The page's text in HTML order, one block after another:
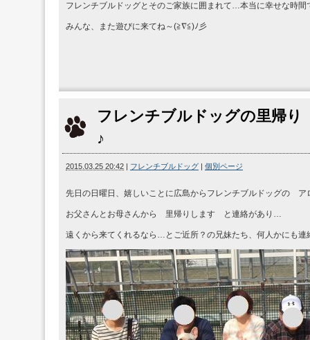
フレンチブルドッグとそのご家族に囲まれて…本当に幸せな時間
みんな、また遊びに来てね～(≧∇≦)ﾉ彡
フレンチブルドッグの里帰
♪
2015.03.25 20:42 | フレンチブルドッグ | 個別ページ
先日の日曜日、嬉しいことに広島からフレンチブルドッグの
お父さんとお母さんから 里帰りします と連絡があり…
遠くから来てくれるなら…とご近所？の兄妹たち、何人かにも